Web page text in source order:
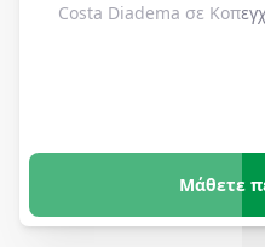
Costa Diadema σε
Μάθετε